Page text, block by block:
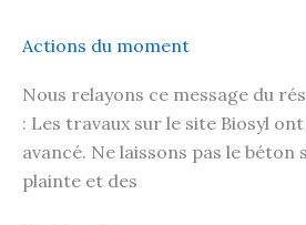
qui
résistent,
des
projets
à
Actions du moment
Nous relayons ce message du
: Les travaux sur le site Biosyl
avancé. Ne laissons pas le béton
plainte et des